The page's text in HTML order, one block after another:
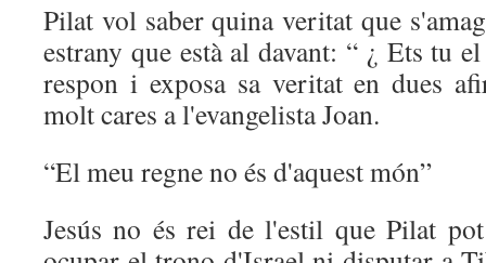
Pilat vol saber quina veritat que
estrany que està al davant: “ ¿ Ets tu
respon i exposa sa veritat en dues
molt cares a l'evangelista Joan.
“El meu regne no és d'aquest món”
Jesús no és rei de l'estil que Pilat